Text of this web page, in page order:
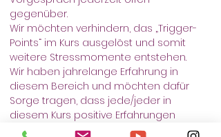
gegenüber.
Wir möchten verhindern, das „Trigger-
Points“ im Kurs ausgelöst und somit
weitere Stressmomente entstehen.
Wir haben jahrelange Erfahrung in
diesem Bereich und möchten dafür
Sorge tragen, dass jede/jeder in
diesem Kurs positive Erfahrungen
sammelt.